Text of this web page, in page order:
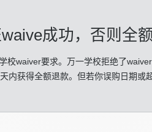
成功 ，否则全
校waiver要求。万一学校拒绝了
内获得全额退款。但若你误购日期或